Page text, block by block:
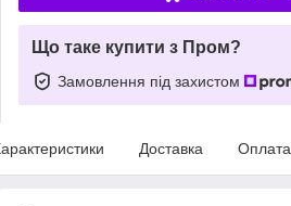
Що таке купити з Пром?
Замовлення під захистом
Доставка Оплата